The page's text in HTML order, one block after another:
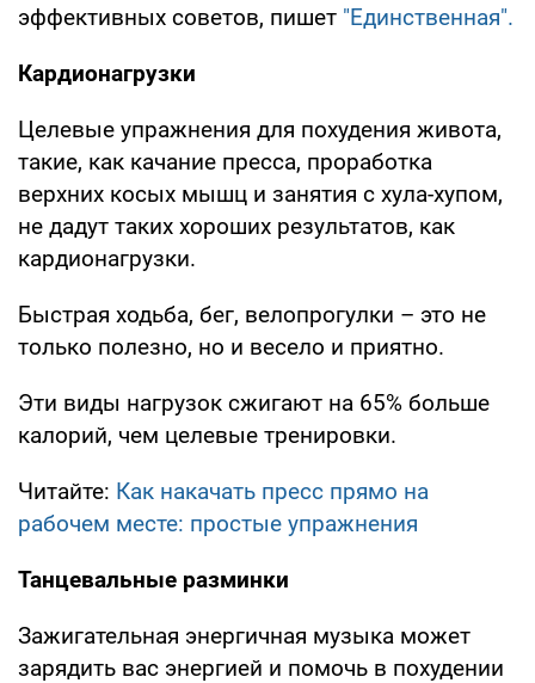
эффективных советов, пишет "Единственная".
Кардионагрузки
Целевые упражнения для похудения живота,
такие, как качание пресса, проработка
верхних косых мышц и занятия с хула-хупом,
не дадут таких хороших результатов, как
кардионагрузки.
Быстрая ходьба, бег, велопрогулки – это не
только полезно, но и весело и приятно.
Эти виды нагрузок сжигают на 65% больше
калорий, чем целевые тренировки.
Читайте: Как накачать пресс прямо на
рабочем месте: простые упражнения
Танцевальные разминки
Зажигательная энергичная музыка может
зарядить вас энергией и помочь в похудении